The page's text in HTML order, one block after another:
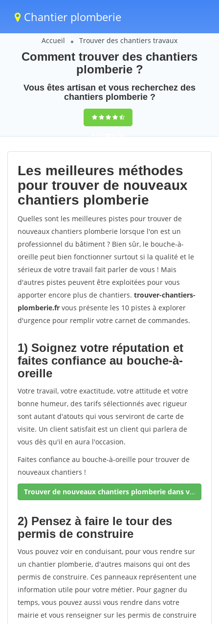
Chantier plomberie
Accueil Trouver des chantiers travaux
Comment trouver des chantiers
plomberie ?
Vous êtes artisan et vous recherchez des
chantiers plomberie ?
9,5(100%)55
votes
Les meilleures méthodes
pour trouver de nouveaux
chantiers plomberie
Quelles sont les meilleures pistes pour trouver de
nouveaux chantiers plomberie lorsque l'on est un
professionnel du bâtiment ? Bien sûr, le bouche-à-
oreille peut bien fonctionner surtout si la qualité et le
sérieux de votre travail fait parler de vous ! Mais
d'autres pistes peuvent être exploitées pour vous
apporter encore plus de chantiers. trouver-chantiers-
plomberie.fr vous présente les 10 pistes à explorer
d'urgence pour remplir votre carnet de commandes.
1) Soignez votre réputation et
faites confiance au bouche-à-
oreille
Votre travail, votre exactitude, votre attitude et votre
bonne humeur, des tarifs sélectionnés avec rigueur
sont autant d'atouts qui vous serviront de carte de
visite. Un client satisfait est un client qui parlera de
vous dès qu'il en aura l'occasion.
Faites confiance au bouche-à-oreille pour trouver de
nouveaux chantiers !
Trouver de nouveaux chantiers plomberie dans votre secteur !
2) Pensez à faire le tour des
permis de construire
Vous pouvez voir en conduisant, pour vous rendre sur
un chantier plomberie, d'autres maisons qui ont des
permis de construire. Ces panneaux représentent une
information utile pour votre métier. Pour gagner du
temps, vous pouvez aussi vous rendre dans votre
mairie et vous renseigner sur les permis de construire